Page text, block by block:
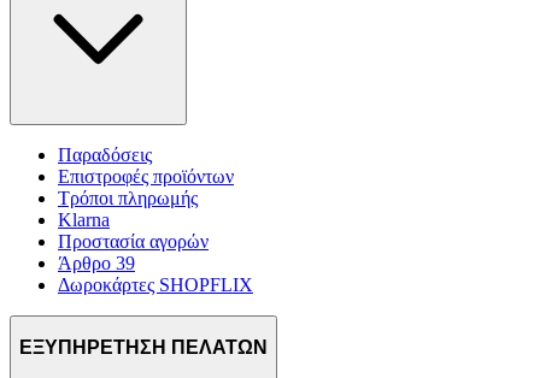
Παραδόσεις
Επιστροφές προϊόντων
Τρόποι πληρωμής
Klarna
Προστασία αγορών
Άρθρο 39
Δωροκάρτες SHOPFLIX
ΕΞΥΠΗΡΕΤΗΣΗ ΠΕΛΑΤΩΝ